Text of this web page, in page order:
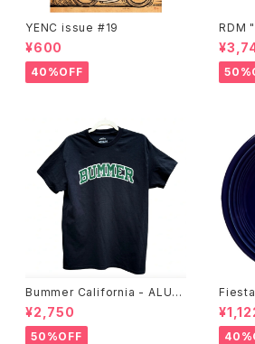
YENC issue #19
¥600
40%OFF
RDM
ket
Bummer California - ALUM
T-SHIRT,black
¥2,750
50%OFF
ic
te